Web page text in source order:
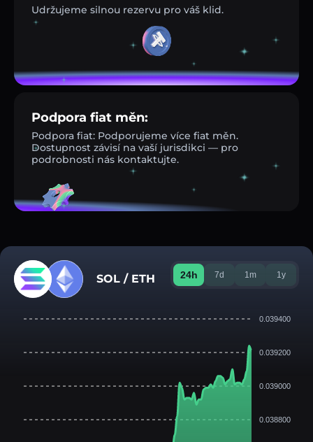
Udržujeme silnou rezervu pro váš klid.
Podpora fiat měn:
Podpora fiat: Podporujeme více fiat měn.
Dostupnost závisí na vaší jurisdikci — pro
podrobnosti nás kontaktujte.
SOL / ETH 24h 7d 1m 1y
0.039400
0.039200
0.039000
0.038800